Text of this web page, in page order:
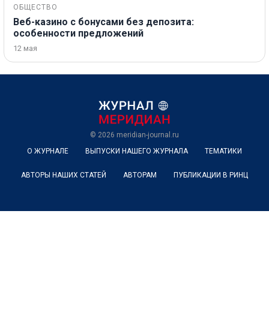
ОБЩЕСТВО
Веб-казино с бонусами без депозита:
особенности предложений
12 мая
© 2026 meridian-journal.ru
О ЖУРНАЛЕ
ВЫПУСКИ НАШЕГО ЖУРНАЛА ТЕМАТИКИ
АВТОРЫ НАШИХ СТАТЕЙ АВТОРАМ ПУБЛИКАЦИИ В РИНЦ